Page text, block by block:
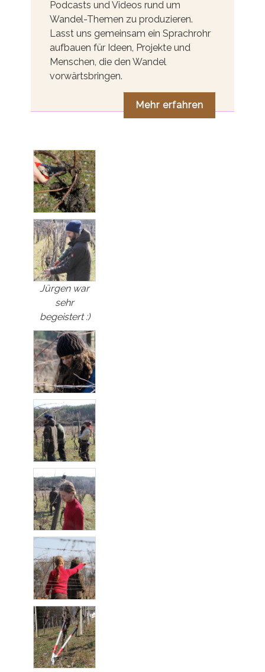
Podcasts und Videos rund um
Wandel-Themen zu produzieren.
Lasst uns gemeinsam ein Sprachrohr
aufbauen für Ideen, Projekte und
Menschen, die den Wandel
vorwärtsbringen.
Mehr erfahren
Jürgen war
sehr
begeistert :)